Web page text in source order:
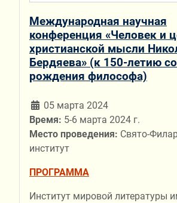
Международная научная
конференция «Человек и
христианской мысли
Бердяева» (к 150-летию
рождения философа)
05 марта 2024
Время: 5-6 марта 2024 г.
Место проведения: Свято-
институт
ПРОГРАММА
Институт мировой литературы